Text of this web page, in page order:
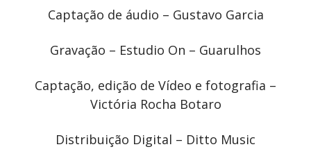
Captação de áudio – Gustavo Garcia
Gravação – Estudio On – Guarulhos
Captação, edição de Vídeo e fotografia –
Victória Rocha Botaro
Distribuição Digital – Ditto Music